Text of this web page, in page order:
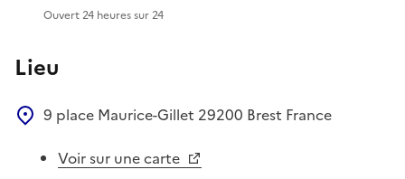
Ouvert 24 heures sur 24
Lieu
9 place Maurice-Gillet 29200 Brest France
Voir sur une carte